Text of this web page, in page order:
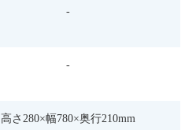
-
-
高さ280×幅780×奥行210mm